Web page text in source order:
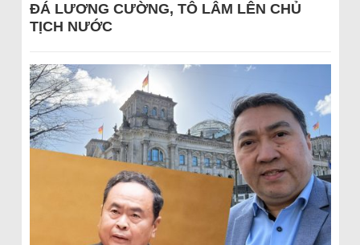
ĐÁ LƯƠNG CƯỜNG, TÔ LÂM LÊN CHỦ
TỊCH NƯỚC